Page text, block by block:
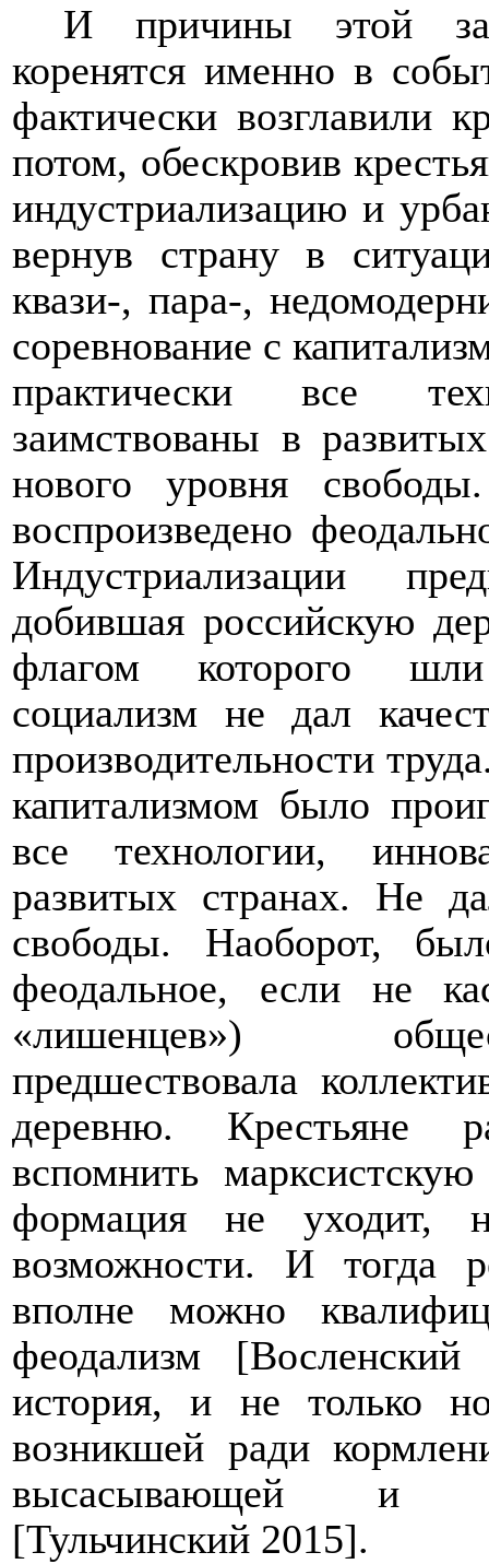
И причины этой
коренятся именно в
фактически возглавили
потом, обескровив
индустриализацию и
вернув страну в
квази-, пара-,
соревнование с
практически все
заимствованы в
нового уровня
воспроизведено
Индустриализации
добившая российскую
флагом которого шли
социализм не дал
производительности
капитализмом было
все технологии,
развитых странах. Не
свободы. Наоборот,
феодальное, если не
«лишенцев»)
предшествовала
деревню. Крестьяне
вспомнить
формация не уходит,
возможности. И тогда
вполне можно
феодализм
история, и не только
возникшей ради
высасывающей и
[Тульчинский 2015].